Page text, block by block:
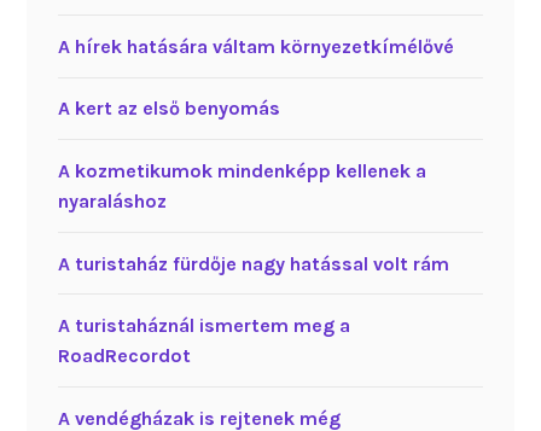
A hírek hatására váltam környezetkímélővé
A kert az első benyomás
A kozmetikumok mindenképp kellenek a
nyaraláshoz
A turistaház fürdője nagy hatással volt rám
A turistaháznál ismertem meg a
RoadRecordot
A vendégházak is rejtenek még